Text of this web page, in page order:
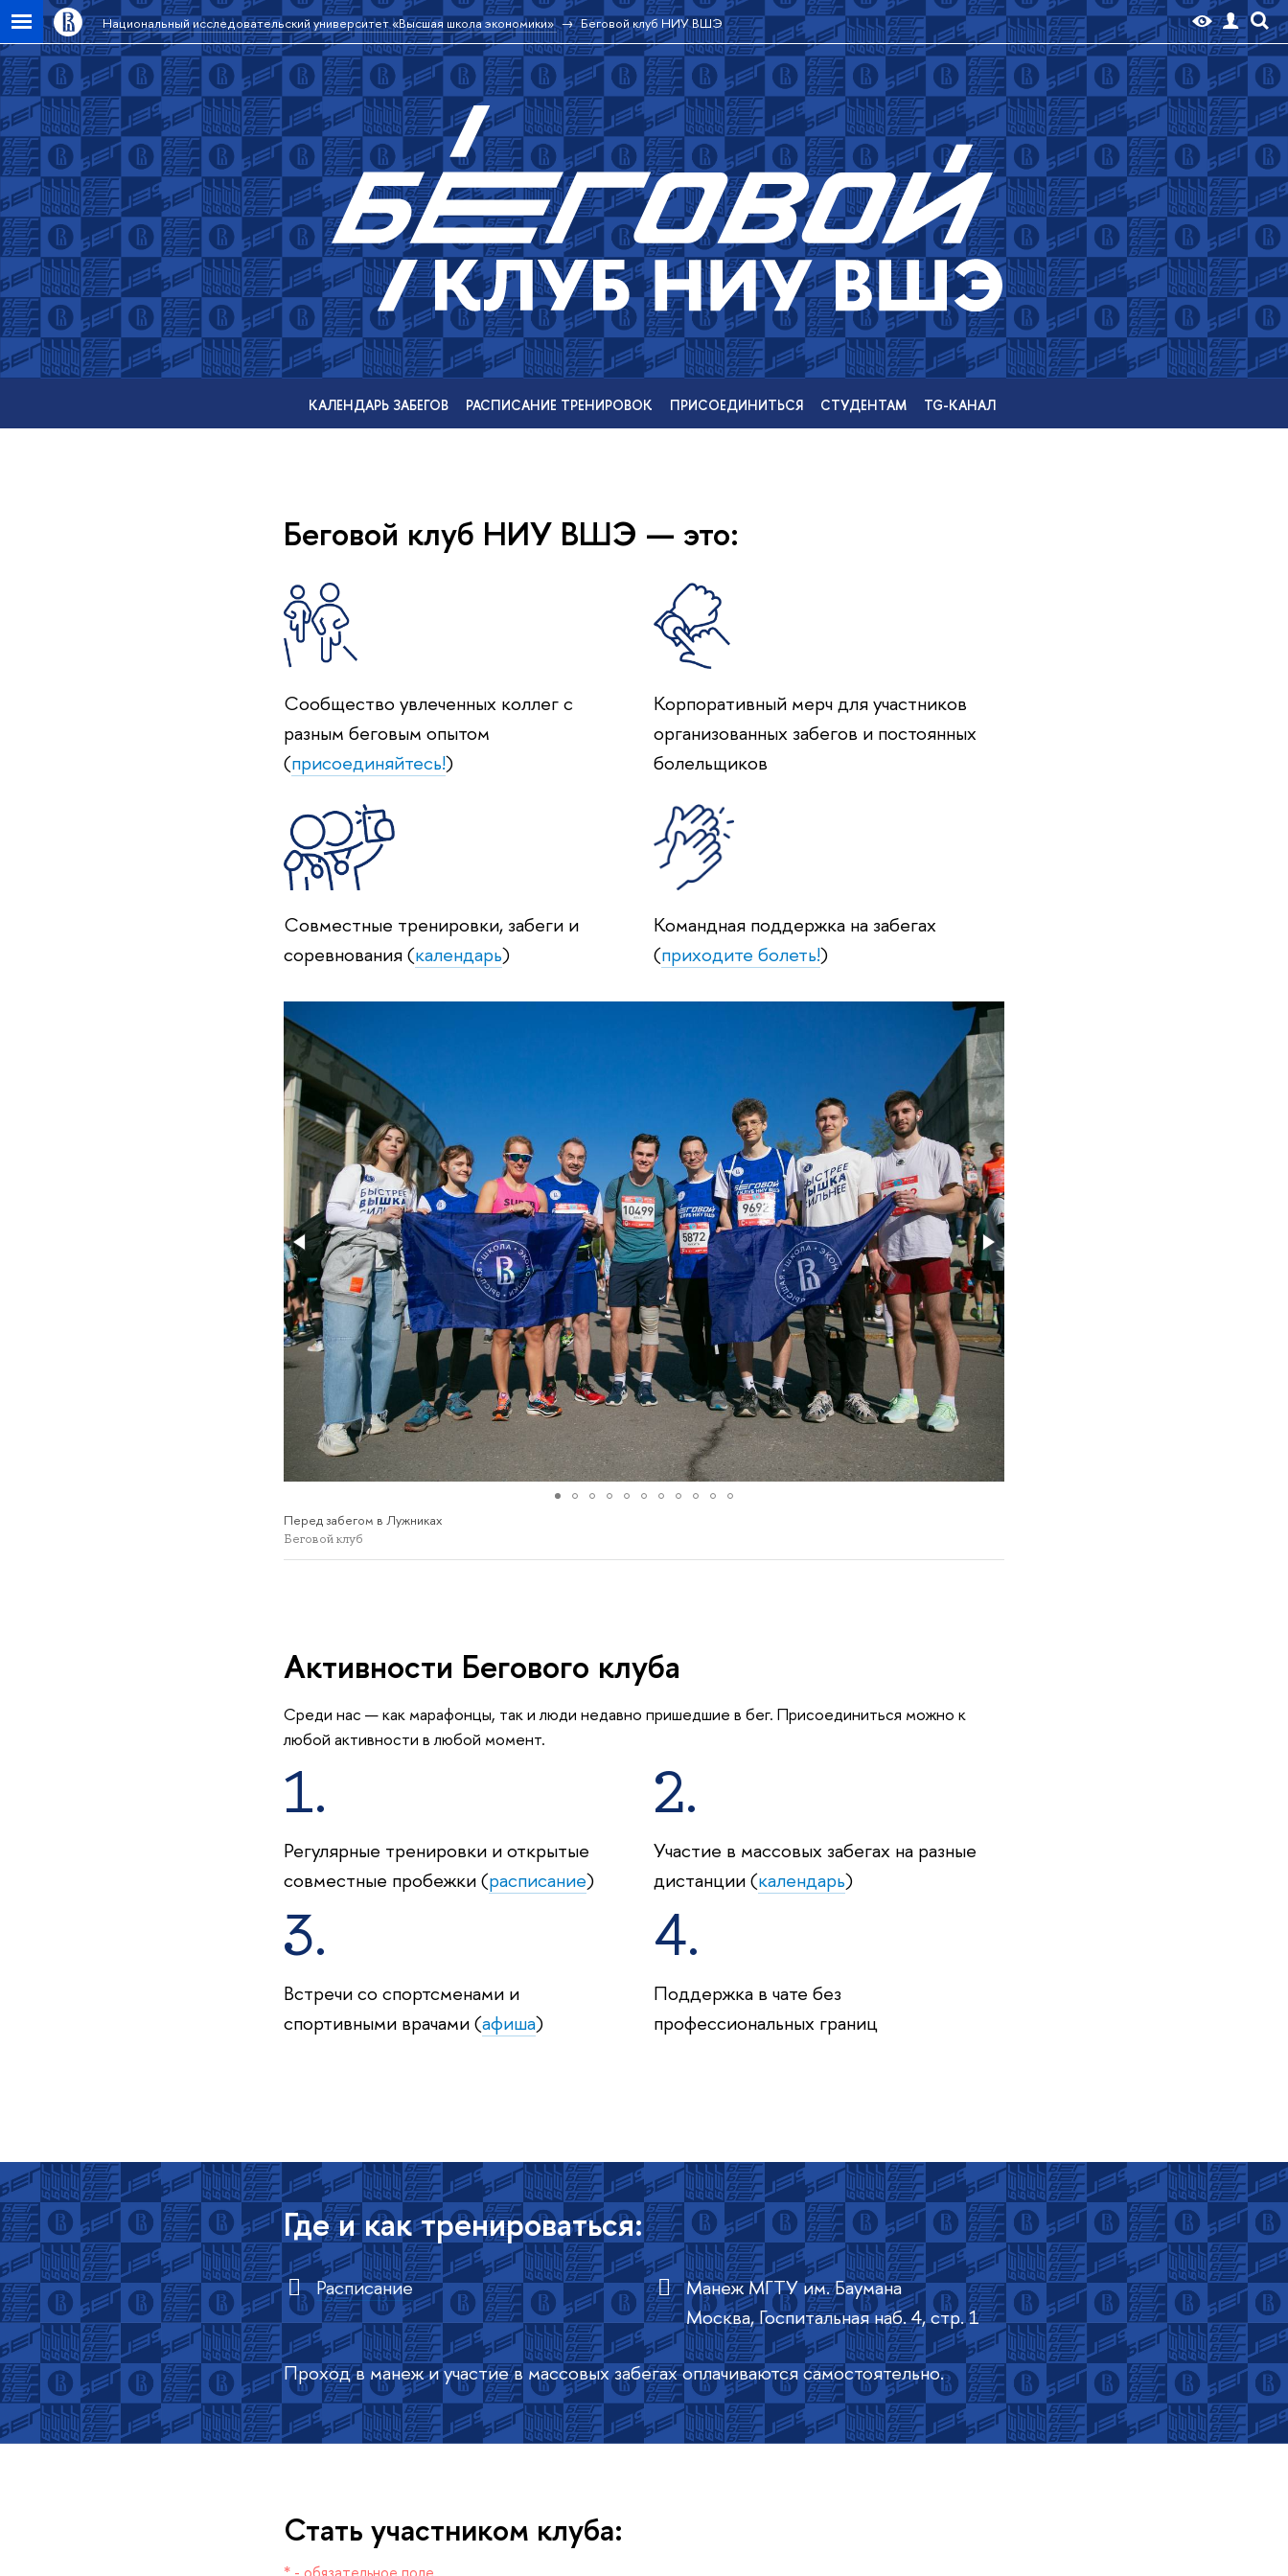
Национальный исследовательский университет «Высшая школа экономики» Беговой клуб НИУ ВШЭ
КАЛЕНДАРЬ ЗАБЕГО РАСПИСАНИЕ ТРЕНИРОВОК ПРИСОЕДИНИТЬСЯ СТУДЕНТАМ TG-КАНАЛ
Беговой клуб НИУ ВШЭ — это:
Сообщество увлеченных коллег с
разным беговым опытом
(присоединяйтесь!)
Корпоративный мерч для участнико
организованных забегов и постоянных
олельщико
Совместные тренировки, забеги и
соревнования (календарь)
Командная поддержка на забегах
(приходите болеть!)
Перед забегом в Лужниках
Беговой клу
Активности Бегового клуба
Среди нас — как марафонцы, так и люди недавно пришедшие в бег. Присоединиться можно к
любой активности в любой момент.
1.
Регулярные тренировки и открытые
совместные пробежки (расписание)
2.
Участие в массовых забегах на разные
дистанции (календарь)
3.
стречи со спортсменами и
спортивными врачами (афиша)
4.
Поддержка в чате без
профессиональных границ
Где и как тренироваться:
Расписание
Манеж МГТУ им. Баумана
Москва, Госпитальная наб. 4, стр. 1
Проход в манеж и участие в массовых забегах оплачиваются самостоятельно.
Стать участником клуба: